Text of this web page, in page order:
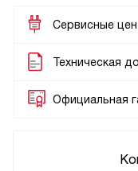
Сервисные
Техническая
Официальная